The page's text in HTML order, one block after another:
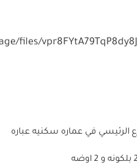
الرئيسي في عماره سكنيه عباره